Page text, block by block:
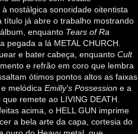
nostálgica sonoridade oitentista
título já abre o trabalho mostrando
enquanto Tears of Ra
pegada a lá METAL CHURCH.
e bater cabeça, enquanto Cult
e refrão em coro que lembra
ótimos pontos altos as faixas
melódica Emilly's Possession e a
que remete ao LIVING DEATH.
acima, o HELL GUN imprime
a bela arte da capa, cortesia do